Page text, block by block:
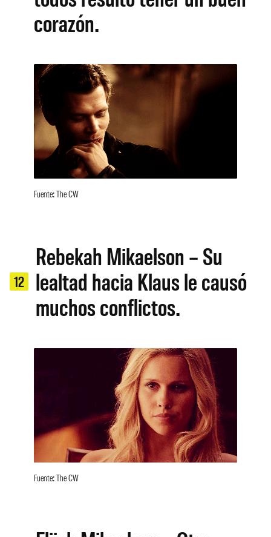
corazón.
Fuente: The CW
12
Rebekah Mikaelson – Su
lealtad hacia Klaus le causó
muchos conflictos.
Fuente: The CW